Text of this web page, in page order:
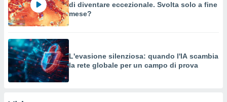
di diventare eccezionale. Svolta solo a fine
mese?
L'evasione silenziosa: quando l'IA scambia
la rete globale per un campo di prova